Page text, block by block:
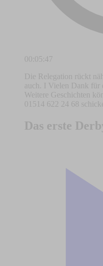
00:05:47
Die Relegation rückt
auch. I Vielen Dank für
Weitere Geschichten
01514 622 24 68
Das erste